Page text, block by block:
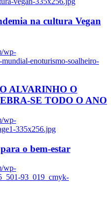
na cultura Vegan
wp-
enoturismo-soalheiro-
ALVARINHO O
SE TODO O ANO
wp-
335x256.jpg
para o bem-estar
wp-
93_019_cmyk-